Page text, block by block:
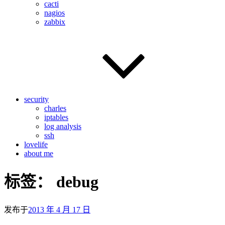
cacti
nagios
zabbix
security
charles
iptables
log analysis
ssh
lovelife
about me
标签： debug
发布于2013 年 4 月 17 日